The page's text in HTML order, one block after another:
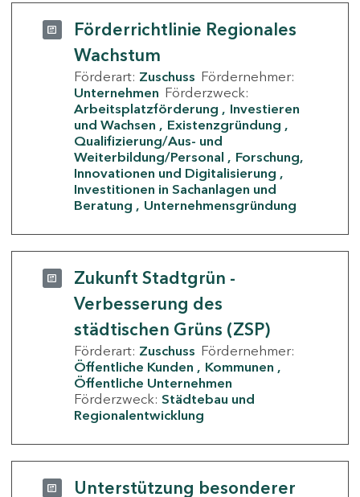
Förderrichtlinie Regionales
Wachstum
Förderart: Zuschuss Fördernehmer:
Unternehmen Förderzweck:
Arbeitsplatzförderung
Investieren
und Wachsen
Existenzgründung
Qualifizierung/Aus- und
Weiterbildung/Personal
Forschung,
Innovationen und Digitalisierung
Investitionen in Sachanlagen und
Beratung
Unternehmensgründung
Zukunft Stadtgrün -
Verbesserung des
städtischen Grüns (ZSP)
Förderart: Zuschuss Fördernehmer:
Öffentliche Kunden
Kommunen
Öffentliche Unternehmen
Förderzweck: Städtebau und
Regionalentwicklung
Unterstützung besonderer